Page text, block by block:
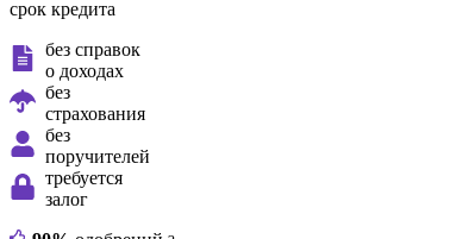
срок кредита
без справок
о доходах
без
страхования
без
поручителей
требуется
залог